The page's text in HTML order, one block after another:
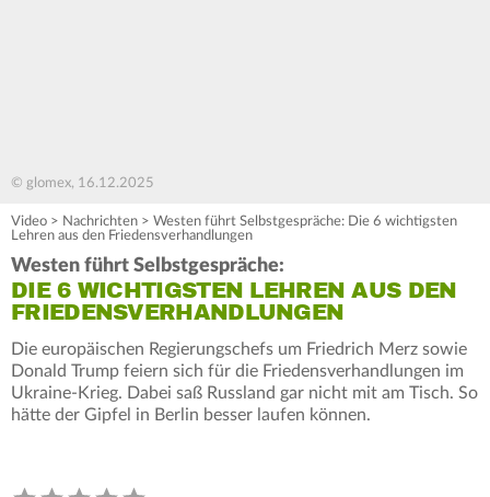
© glomex, 16.12.2025
Video > Nachrichten > Westen führt Selbstgespräche: Die 6 wichtigsten
Lehren aus den Friedensverhandlungen
Westen führt Selbstgespräche:
DIE 6 WICHTIGSTEN LEHREN AUS DEN
FRIEDENSVERHANDLUNGEN
Die europäischen Regierungschefs um Friedrich Merz sowie
Donald Trump feiern sich für die Friedensverhandlungen im
Ukraine-Krieg. Dabei saß Russland gar nicht mit am Tisch. So
hätte der Gipfel in Berlin besser laufen können.